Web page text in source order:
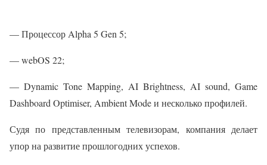
— Процессор Alpha 5 Gen 5;
— webOS 22;
— Dynamic Tone Mapping, AI Brightness, AI sound, Game
Dashboard Optimiser, Ambient Mode и несколько профилей.
Судя по представленным телевизорам, компания делает
упор на развитие прошлогодних успехов.